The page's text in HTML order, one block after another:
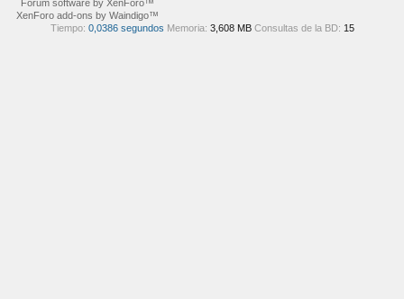
Forum software by XenForo™
XenForo add-ons by Waindigo™
Tiempo: 0,0386 segundos Memoria: 3,608 MB Consultas de la BD: 15